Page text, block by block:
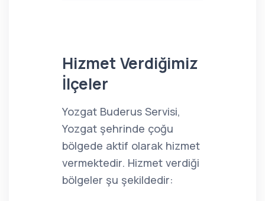
Hizmet Verdiğimiz
İlçeler
Yozgat Buderus Servisi,
Yozgat şehrinde çoğu
bölgede aktif olarak hizmet
vermektedir. Hizmet verdiği
bölgeler şu şekildedir: